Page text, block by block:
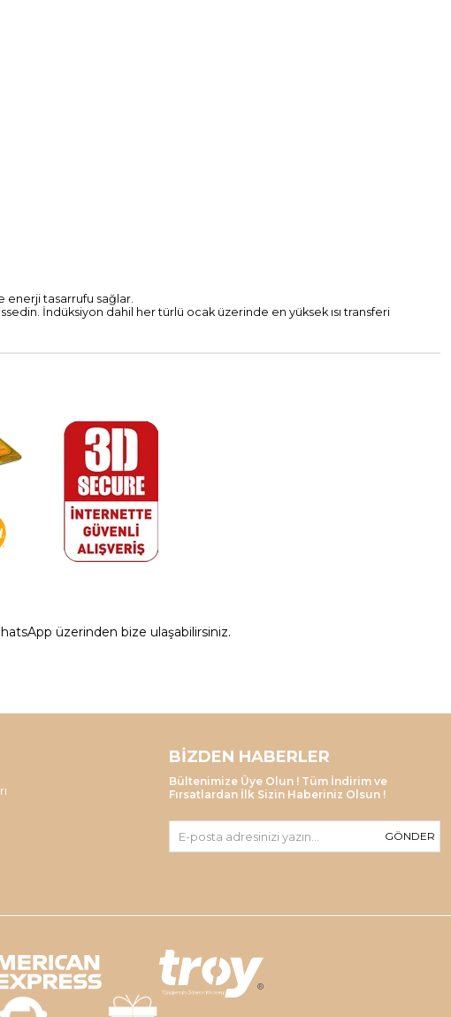
enerji tasarrufu sağlar.
İndüksiyon dahil her türlü ocak üzerinde en yüksek ısı transferi
üzerinden bize ulaşabilirsiniz.
BIZDEN HABERLER
Bültenimize Üye Olun ! Tüm İndirim ve
Fırsatlardan İlk Sizin Haberiniz Olsun !
GÖNDER